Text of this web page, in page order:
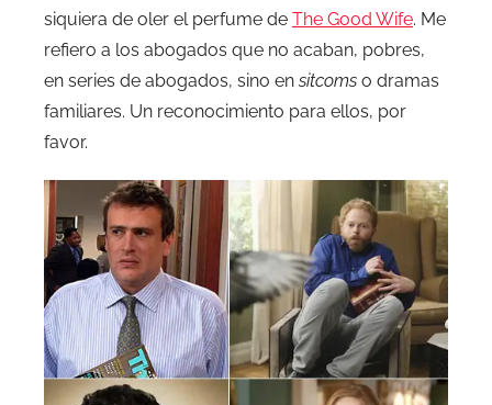
siquiera de oler el perfume de The Good Wife. Me
refiero a los abogados que no acaban, pobres,
en series de abogados, sino ensitcoms o dramas
familiares. Un reconocimiento para ellos, por
favor.